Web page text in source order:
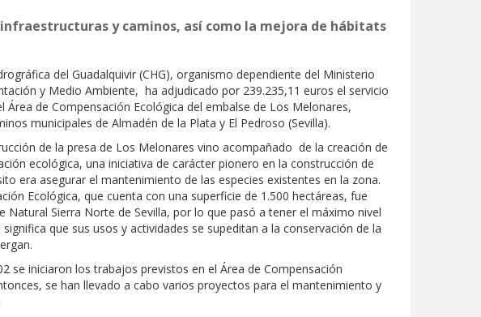
y caminos, así como la mejora de hábitats
del Guadalquivir (CHG), organismo dependiente del Ministerio
y Medio Ambiente, ha adjudicado por 239.235,11 euros el servicio
Área de Compensación Ecológica del embalse de Los Melonares,
municipales de Almadén de la Plata y El Pedroso (Sevilla).
de la presa de Los Melonares vino acompañado de la creación de
ecológica, una iniciativa de carácter pionero en la construcción de
era asegurar el mantenimiento de las especies existentes en la zona.
Ecológica, que cuenta con una superficie de 1.500 hectáreas, fue
Natural Sierra Norte de Sevilla, por lo que pasó a tener el máximo nivel
que sus usos y actividades se supeditan a la conservación de la
se iniciaron los trabajos previstos en el Área de Compensación
se han llevado a cabo varios proyectos para el mantenimiento y